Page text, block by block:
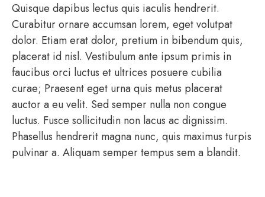
Quisque dapibus lectus quis iaculis hendrerit.
Curabitur ornare accumsan lorem, eget volutpat
dolor. Etiam erat dolor, pretium in bibendum quis,
placerat id nisl. Vestibulum ante ipsum primis in
faucibus orci luctus et ultrices posuere cubilia
curae; Praesent eget urna quis metus placerat
auctor a eu velit. Sed semper nulla non congue
luctus. Fusce sollicitudin non lacus ac dignissim.
Phasellus hendrerit magna nunc, quis maximus turpis
pulvinar a. Aliquam semper tempus sem a blandit.